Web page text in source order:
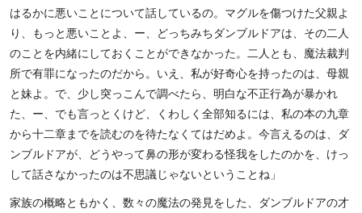
はるかに悪いことについて話しているの。マグルを傷つけた父親よ
り、もっと悪いことよ、ー、どっちみちダンブルドアは、その二人
のことを内緒にしておくことができなかった。二人とも、魔法裁判
所で有罪になったのだから。いえ、私が好奇心を持ったのは、母親
と妹よ。で、少し突っこんで調べたら、明白な不正行為が暴かれ
た、ー、でも言っとくけど、くわしく全部知るには、私の本の九章
から十二章までを読むのを待たなくてはだめよ。今言えるのは、ダ
ンブルドアが、どうやって鼻の形が変わる怪我をしたのかを、けっ
して話さなかったのは不思議じゃないということね」
家族の概略ともかく、数々の魔法の発見をした、ダンブルドアの才